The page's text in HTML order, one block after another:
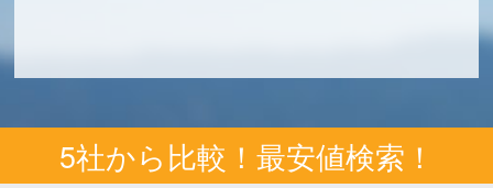
5社から比較！最安値検索！